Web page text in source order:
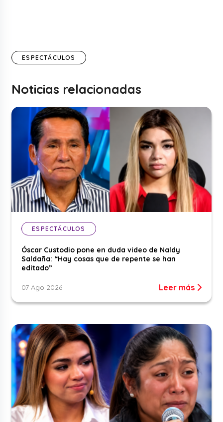
ESPECTÁCULOS
Noticias relacionadas
ESPECTÁCULOS
Óscar Custodio pone en duda video de Naldy
Saldaña: “Hay cosas que de repente se han
editado”
07 Ago 2026 Leer más